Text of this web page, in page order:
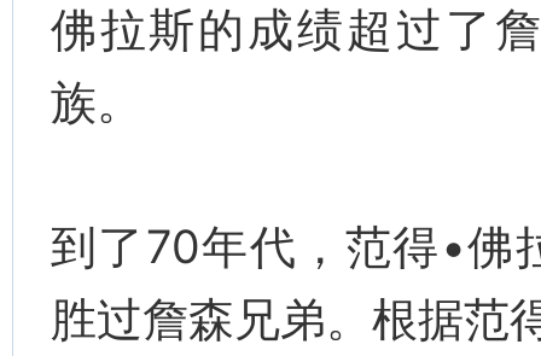
佛拉斯的成绩超过了
族。
到了70年代，范得•佛
胜过詹森兄弟。根据范